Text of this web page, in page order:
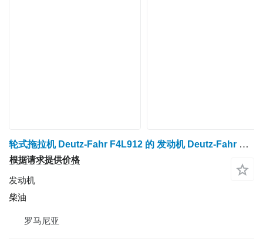
轮式拖拉机 Deutz-Fahr F4L912 的 发动机 Deutz-Fahr F4L912
根据请求提供价格
发动机
柴油
罗马尼亚